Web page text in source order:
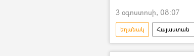
3 օգոստոսի, 08:07
եղանակ Հայաստան
Անձրև
Քամի